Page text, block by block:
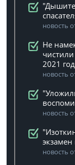
новость
Не
2021
новость
новость
новость